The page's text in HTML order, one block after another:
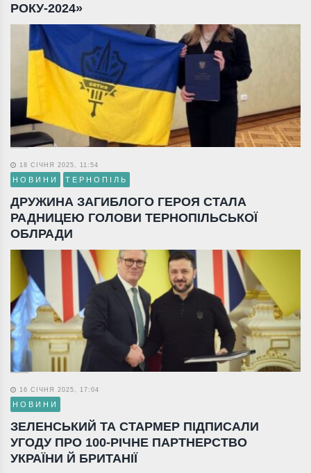
РОКУ-2024»
18 СІЧНЯ 2025, 11:54
НОВИНИ ТЕРНОПІЛЬ
ДРУЖИНА ЗАГИБЛОГО ГЕРОЯ СТАЛА
РАДНИЦЕЮ ГОЛОВИ ТЕРНОПІЛЬСЬКОЇ
ОБЛРАДИ
16 СІЧНЯ 2025, 17:04
НОВИНИ
ЗЕЛЕНСЬКИЙ ТА СТАРМЕР ПІДПИСАЛИ
УГОДУ ПРО 100-РІЧНЕ ПАРТНЕРСТВО
УКРАЇНИ Й БРИТАНІЇ